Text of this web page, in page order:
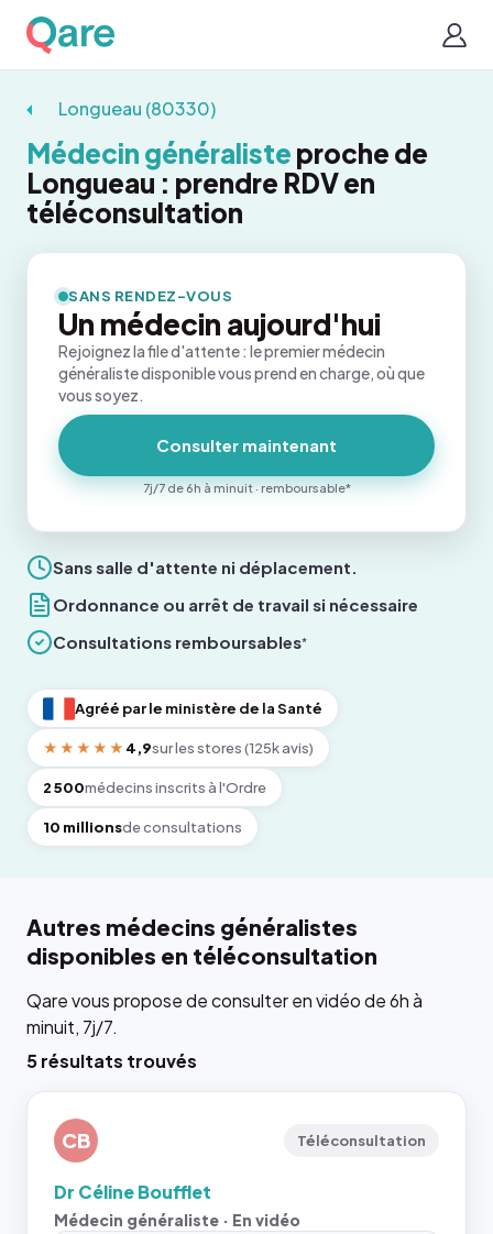
Longueau (80330)
Médecin généraliste proche de
Longueau : prendre RDV en
téléconsultation
Sans salle d'attente ni déplacement.
Ordonnance ou arrêt de travail si nécessaire
Consultations remboursables*
Agréé par le ministère de la Santé
★★★★★ 4,9sur les stores (125k avis)
2 500médecins inscrits à l'Ordre
10 millionsde consultations
SANS RENDEZ-VOUS
Un médecin aujourd'hui
Rejoignez la file d'attente : le premier médecin
généraliste disponible vous prend en charge, où que
vous soyez.
Consulter maintenant
7j/7 de 6h à minuit · remboursable*
Autres médecins généralistes
disponibles en téléconsultation
Qare vous propose de consulter en vidéo de 6h à
minuit, 7j/7.
5 résultats trouvés
CB Téléconsultation
Dr Céline Boufflet
Médecin généraliste · En vidéo